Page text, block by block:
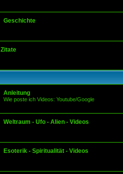
Geschichte
Zitate
Anleitung
Wie poste ich Videos: Youtube/Google
Weltraum - Ufo - Alien - Videos
Esoterik - Spiritualität - Videos